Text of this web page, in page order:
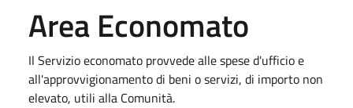
Area Economato
Il Servizio economato provvede alle spese d'ufficio e
all'approvvigionamento di beni o servizi, di importo non
elevato, utili alla Comunità.